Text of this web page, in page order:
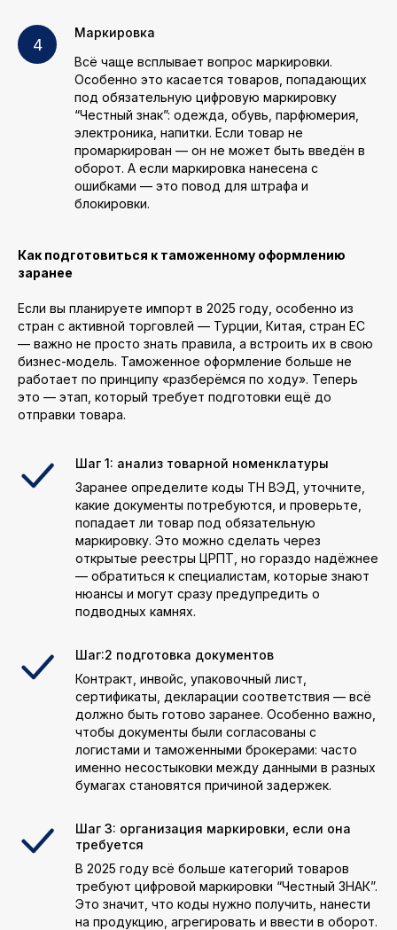
Маркировка
Всё чаще всплывает вопрос маркировки.
Особенно это касается товаров, попадающих
под обязательную цифровую маркировку
“Честный знак”: одежда, обувь, парфюмерия,
электроника, напитки. Если товар не
промаркирован — он не может быть введён в
оборот. А если маркировка нанесена с
ошибками — это повод для штрафа и
блокировки.
Как подготовиться к таможенному оформлению
заранее
Если вы планируете импорт в 2025 году, особенно из
стран с активной торговлей — Турции, Китая, стран ЕС
— важно не просто знать правила, а встроить их в свою
бизнес-модель. Таможенное оформление больше не
работает по принципу «разберёмся по ходу». Теперь
это — этап, который требует подготовки ещё до
отправки товара.
Шаг 1: анализ товарной номенклатуры
Заранее определите коды ТН ВЭД, уточните,
какие документы потребуются, и проверьте,
попадает ли товар под обязательную
маркировку. Это можно сделать через
открытые реестры ЦРПТ, но гораздо надёжнее
— обратиться к специалистам, которые знают
нюансы и могут сразу предупредить о
подводных камнях.
Шаг:2 подготовка документов
Контракт, инвойс, упаковочный лист,
сертификаты, декларации соответствия — всё
должно быть готово заранее. Особенно важно,
чтобы документы были согласованы с
логистами и таможенными брокерами: часто
именно несостыковки между данными в разных
бумагах становятся причиной задержек.
Шаг 3: организация маркировки, если она
требуется
В 2025 году всё больше категорий товаров
требуют цифровой маркировки “Честный ЗНАК”.
Это значит, что коды нужно получить, нанести
на продукцию, агрегировать и ввести в оборот.